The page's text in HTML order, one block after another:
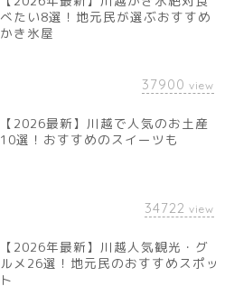
べたい8選！地元民が選ぶおすすめ
かき氷屋
37900 view
【2026最新】川越で人気のお土産
10選！おすすめのスイーツも
34722 view
【2026年最新】川越人気観光・グ
ルメ26選！地元民のおすすめスポッ
ト